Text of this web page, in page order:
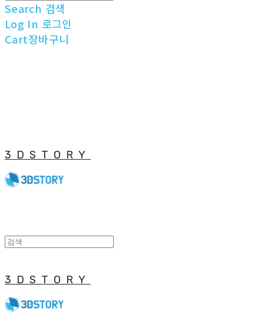
Search 검색
Log In 로그인
Cart장바구니
3DSTORY
3DSTORY